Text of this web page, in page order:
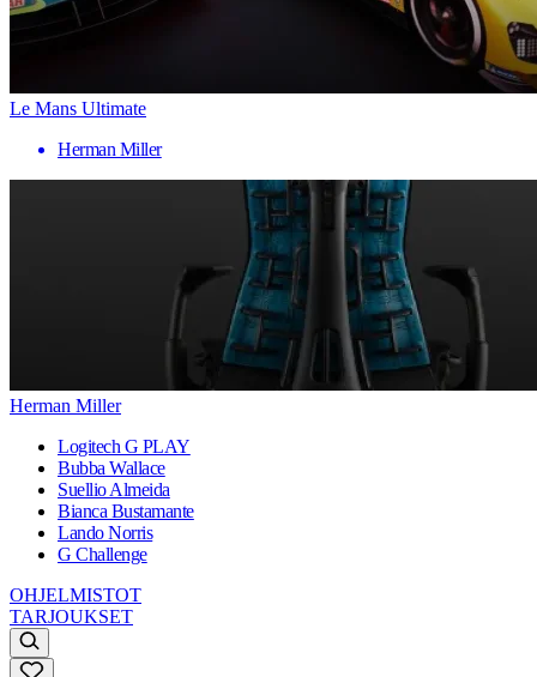
Le Mans Ultimate
Herman Miller
Herman Miller
Logitech G PLAY
Bubba Wallace
Suellio Almeida
Bianca Bustamante
Lando Norris
G Challenge
OHJELMISTOT
TARJOUKSET